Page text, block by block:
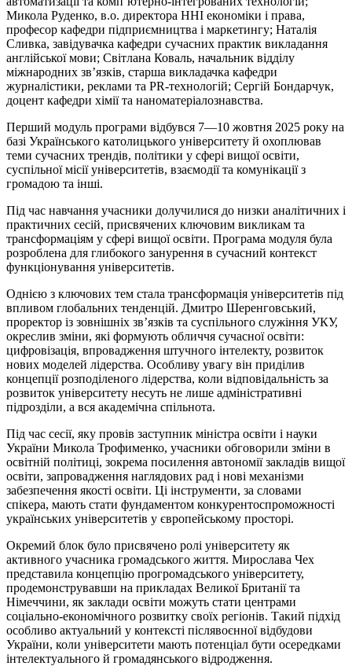
Микола Руденко, в.о. директора ННІ економіки і права,
професор кафедри підприємництва і маркетингу; Наталія
Сливка, завідувачка кафедри сучасних практик викладання
англійської мови; Світлана Коваль, начальник відділу
міжнародних зв’язків, старша викладачка кафедри
журналістики, реклами та PR-технологій; Сергій Бондарчук,
доцент кафедри хімії та наноматеріалознавства.
Перший модуль програми відбувся 7—10 жовтня 2025 року на
базі Українського католицького університету й охоплював
теми сучасних трендів, політики у сфері вищої освіти,
суспільної місії університетів, взаємодії та комунікації з
громадою та інші.
Під час навчання учасники долучилися до низки аналітичних і
практичних сесій, присвячених ключовим викликам та
трансформаціям у сфері вищої освіти. Програма модуля була
розроблена для глибокого занурення в сучасний контекст
функціонування університетів.
Однією з ключових тем стала трансформація університетів під
впливом глобальних тенденцій. Дмитро Шеренговський,
проректор із зовнішніх зв’язків та суспільного служіння УКУ,
окреслив зміни, які формують обличчя сучасної освіти:
цифровізація, впровадження штучного інтелекту, розвиток
нових моделей лідерства. Особливу увагу він приділив
концепції розподіленого лідерства, коли відповідальність за
розвиток університету несуть не лише адміністративні
підрозділи, а вся академічна спільнота.
Під час сесії, яку провів заступник міністра освіти і науки
України Микола Трофименко, учасники обговорили зміни в
освітній політиці, зокрема посилення автономії закладів вищої
освіти, запровадження наглядових рад і нові механізми
забезпечення якості освіти. Ці інструменти, за словами
спікера, мають стати фундаментом конкурентоспроможності
українських університетів у європейському просторі.
Окремий блок було присвячено ролі університету як
активного учасника громадського життя. Мирослава Чех
представила концепцію прогромадського університету,
продемонструвавши на прикладах Великої Британії та
Німеччини, як заклади освіти можуть стати центрами
соціально-економічного розвитку своїх регіонів. Такий підхід
особливо актуальний у контексті післявоєнної відбудови
України, коли університети мають потенціал бути осередками
інтелектуального й громадянського відродження.